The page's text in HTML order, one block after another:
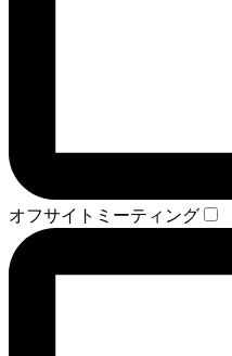
オフサイトミーティング